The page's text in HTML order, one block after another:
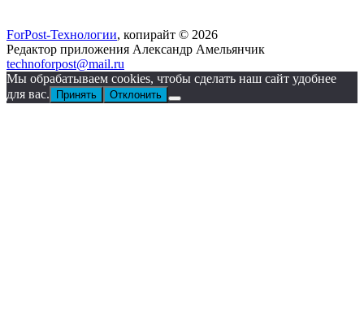
ForPost-Технологии, копирайт © 2026
Редактор приложения Александр Амельянчик
technoforpost@mail.ru
Мы обрабатываем cookies, чтобы сделать наш сайт удобнее
для вас.
Принять Отклонить